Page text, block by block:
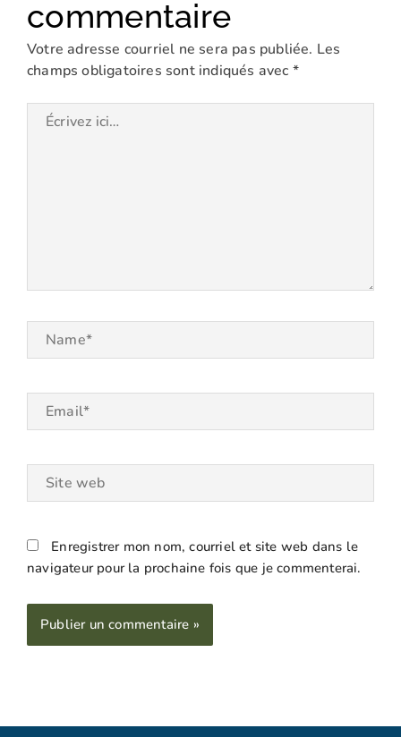
commentaire
Votre adresse courriel ne sera pas publiée. Les
champs obligatoires sont indiqués avec *
Écrivez
Name*
Email*
Site
Enregistrer mon nom, courriel et site web dans le
navigateur pour la prochaine fois que je commenterai.